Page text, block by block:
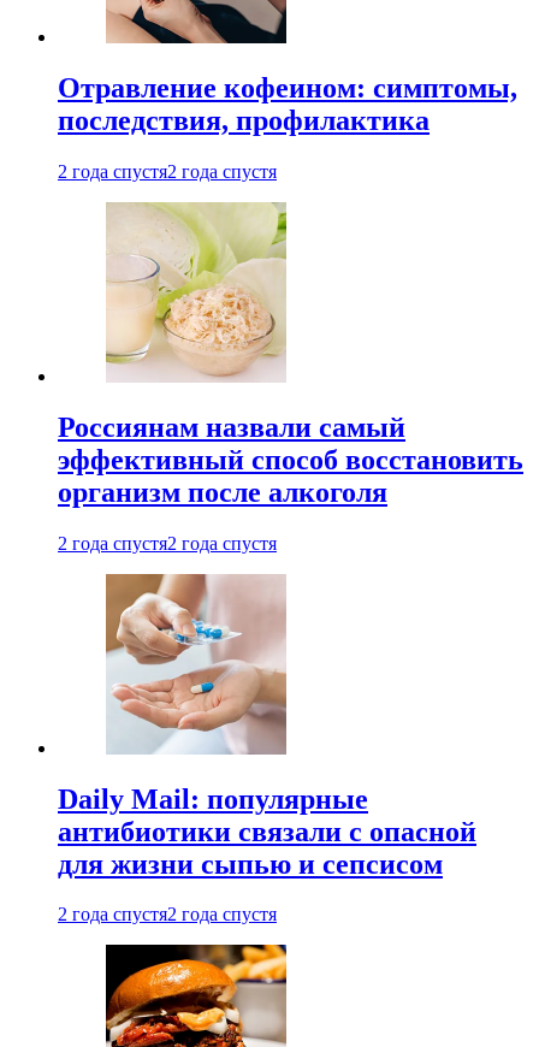
Отравление кофеином: симптомы,
последствия, профилактика
2 года спустя2 года спустя
Россиянам назвали самый
эффективный способ восстановить
организм после алкоголя
2 года спустя2 года спустя
Daily Mail: популярные
антибиотики связали с опасной
для жизни сыпью и сепсисом
2 года спустя2 года спустя